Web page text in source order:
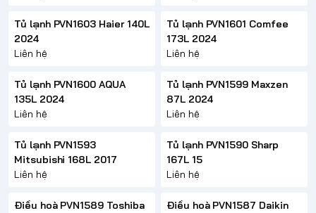
Tủ lạnh PVN1603 Haier 140L
2024
Liên hệ
Tủ lạnh PVN1601 Comfee
173L 2024
Liên hệ
Tủ lạnh PVN1600 AQUA
135L 2024
Liên hệ
Tủ lạnh PVN1599 Maxzen
87L 2024
Liên hệ
Tủ lạnh PVN1593
Mitsubishi 168L 2017
Liên hệ
Tủ lạnh PVN1590 Sharp
167L 15
Liên hệ
Điều hoà PVN1589 Toshiba
Điều hoà PVN1587 Daikin